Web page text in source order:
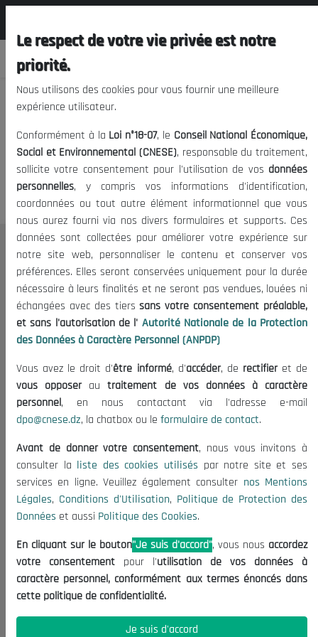
Nous vous prions de nous
excuser, mais l'accès à ce
contenu est restreint.
Le CNESE
A Propos
Le président
Organisation
Publications
Informations utiles
Appels d'offres et Consultations
Mentions Légales
Conditions d'Utilisation
Politique de Protection des Données
Politique des Cookies
Nous Contacter
(+213) 021 98 01 00|01|02
contact@cnese.dz
Suggestions ou Initiatives ?
Newsletter
dernières nouvelles.
Le respect de votre vie privée est notre
priorité.
Nous utilisons des cookies pour vous fournir une meilleure
expérience utilisateur.
Conformément à la Loi n°18-07, le Conseil National Économique,
Social et Environnemental (CNESE), responsable du traitement,
sollicite votre consentement pour l'utilisation de vos données
personnelles, y compris vos informations d'identification,
coordonnées ou tout autre élément informationnel que vous
nous aurez fourni via nos divers formulaires et supports. Ces
données sont collectées pour améliorer votre expérience sur
notre site web, personnaliser le contenu et conserver vos
préférences. Elles seront conservées uniquement pour la durée
nécessaire à leurs finalités et ne seront pas vendues, louées ni
échangées avec des tierssans votre consentement préalable,
et sans l'autorisation de l' Autorité Nationale de la Protection
des Données à Caractère Personnel (ANPDP)
Vous avez le droit d'être informé, d'accéder, de rectifieret de
vous opposerautraitement de vos données à caractère
personnel, en nous contactant via l'adresse e-mail
dpo@cnese.dz, la chatbox ou le formulaire de contact.
Avant de donner votre consentement, nous vous invitons à
consulter la liste des cookies utilisés par notre site et ses
services en ligne. Veuillez également consulter nos Mentions
Légales, Conditions d'Utilisation, Politique de Protection des
Données et aussi Politique des Cookies.
En cliquant sur le bouton"Je suis d'accord", vous nous accordez
votre consentement pour l'utilisation de vos données à
caractère personnel, conformément aux termes énoncés dans
cette politique de confidentialité.
Je suis d'accord